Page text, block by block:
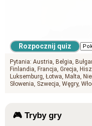
Pytania: Austria Belgia
Finlandia
Francja Grecja
Luksemburg Łotwa Malta
Słowenia Szwecja Węgry
🎮 Tryby gry